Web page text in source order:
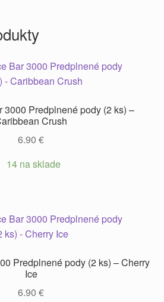
3000 Predplnené pody (2 ks) –
Crush
6.90 €
14 na sklade
Predplnené pody (2 ks) – Cherry
Ice
6.90 €